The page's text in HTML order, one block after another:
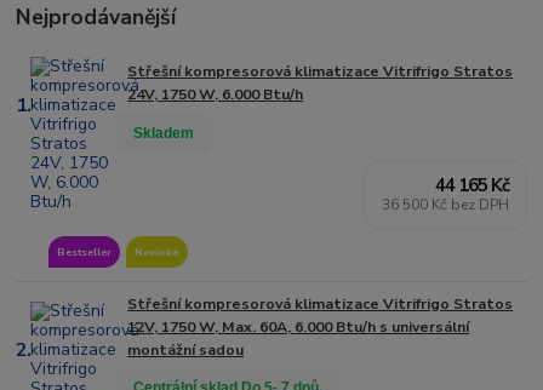
Nejprodávanější
1.
Střešní kompresorová klimatizace Vitrifrigo Stratos
24V, 1750 W, 6.000 Btu/h
Skladem
Bestseller Novinka
44 165 Kč
36 500 Kč bez DPH
2.
Střešní kompresorová klimatizace Vitrifrigo Stratos
12V, 1750 W, Max. 60A, 6.000 Btu/h s universální
montážní sadou